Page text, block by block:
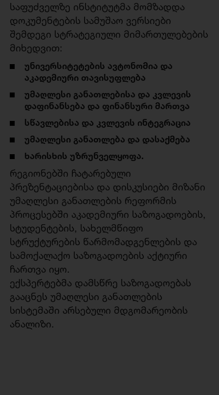
საფუძველზე ინსტიტუტმა მომზადდა
დოკუმენტების სამუშაო ვერსიები
შემდეგი სტრატეგიული მიმართულებების
მიხედვით:
უნივერსიტეტების ავტონომია და
აკადემიური თავისუფლება
უმაღლესი განათლებისა და კვლევის
დაფინანსება და ფინანსური მართვა
სწავლებისა და კვლევის ინტეგრაცია
უმაღლესი განათლება და დასაქმება
ხარისხის უზრუნველყოფა.
რეგიონებში ჩატარებული
პრეზენტაციებისა და დისკუსიები მიზანი
უმაღლესი განათლების რეფორმის
პროცესებში აკადემიური საზოგადოების,
სტუდენტების, სახელმწიფო
სტრუქტურების წარმომადგენლების და
სამოქალაქო საზოგადოების აქტიური
ჩართვა იყო.
ექსპერტებმა დამსწრე საზოგადოებას
გააცნეს უმაღლესი განათლების
სისტემაში არსებული მდგომარეობის
ანალიზი.